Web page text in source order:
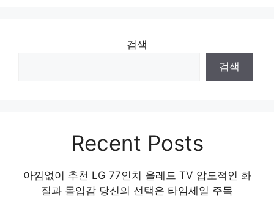
검색
검색
Recent Posts
아낌없이 추천 LG 77인치 올레드 TV 압도적인 화
질과 몰입감 당신의 선택은 타임세일 주목